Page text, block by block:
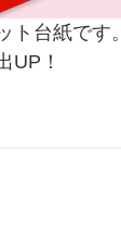
台紙です。
UP！